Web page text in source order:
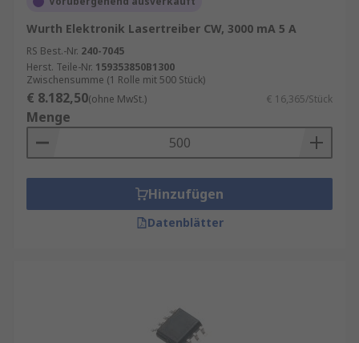
Wurth Elektronik Lasertreiber CW, 3000 mA 5 A
RS Best.-Nr. 240-7045
Herst. Teile-Nr. 159353850B1300
Zwischensumme (1 Rolle mit 500 Stück)
€ 8.182,50(ohne MwSt.) € 16,365/Stück
Menge
Hinzufügen
Datenblätter